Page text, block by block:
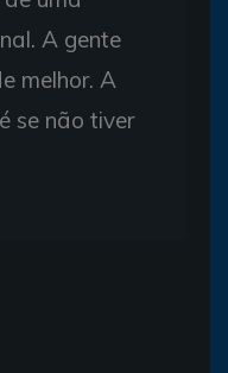
A gente
melhor. A
se não tiver